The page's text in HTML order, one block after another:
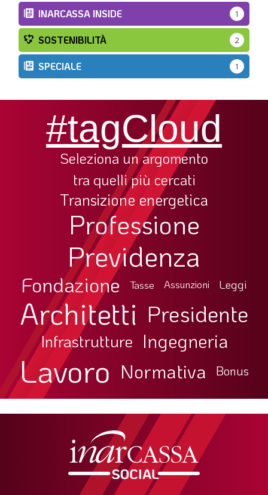
INARCASSA INSIDE 1
SOSTENIBILITÀ 2
SPECIALE 1
#tagCloud
Seleziona un argomento
tra quelli più cercati
Transizione energetica
Professione
Previdenza
Fondazione Tasse Assunzioni Leggi
Architetti Presidente
Infrastrutture Ingegneria
Lavoro Normativa Bonus